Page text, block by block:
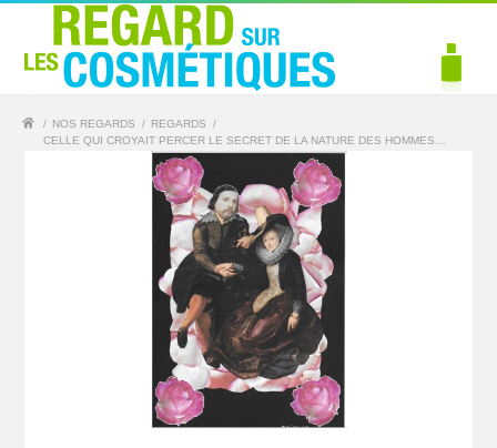
/ NOS REGARDS / REGARDS
/
CELLE QUI CROYAIT PERCER LE SECRET DE LA NATURE DES HOMMES…